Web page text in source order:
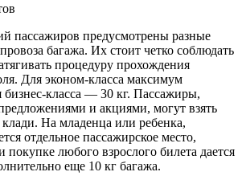
пассажиров предусмотрены разные
багажа. Их стоит четко соблюдать
процедуру прохождения
Для эконом-класса максимум
бизнес-класса — 30 кг. Пассажиры,
и акциями, могут взять
На младенца или ребенка,
отдельное пассажирское место,
любого взрослого билета дается
еще 10 кг багажа.